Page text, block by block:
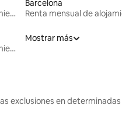
Renta mensual de alojamientos
Barcelona
Renta mensual de alojamientos
Mostrar más
exclusiones en